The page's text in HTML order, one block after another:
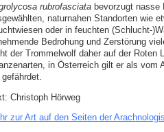
rubrofasciatabevorzugt nasse
naturnahen Standorten wie
oder in feuchten (Schlucht-
Bedrohung und Zerstörung
der Trommelwolf daher auf der Roten
in Österreich gilt er als vom
Christoph Hörweg
zur Art auf den Seiten der